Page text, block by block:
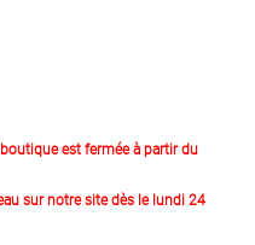
est fermée à partir du
sur notre site dès le lundi 24